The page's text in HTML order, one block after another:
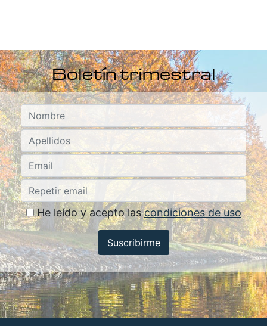
Boletín trimestral
He leído y acepto lascondiciones de uso
Suscribirme